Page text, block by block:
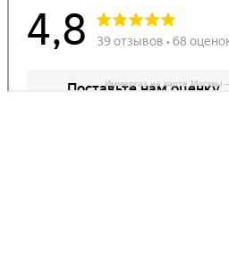
Иммергаз на карте Москвы